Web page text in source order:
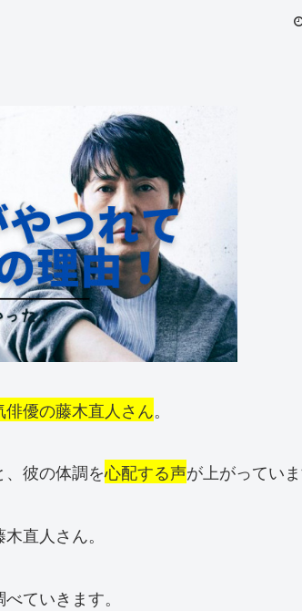
俳優の藤木直人さん。
、彼の体調を心配する声が上がっていま
直人さん。
ていきます。